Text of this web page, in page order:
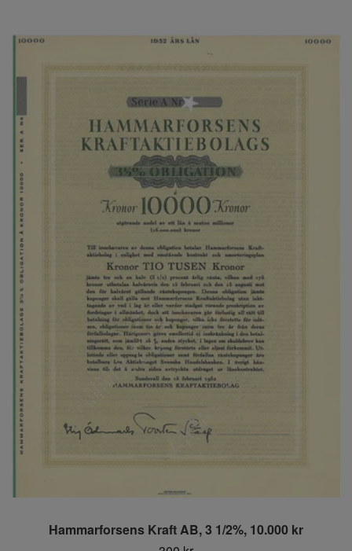
Hammarforsens Kraft AB, 3 1/2%, 10.000 kr